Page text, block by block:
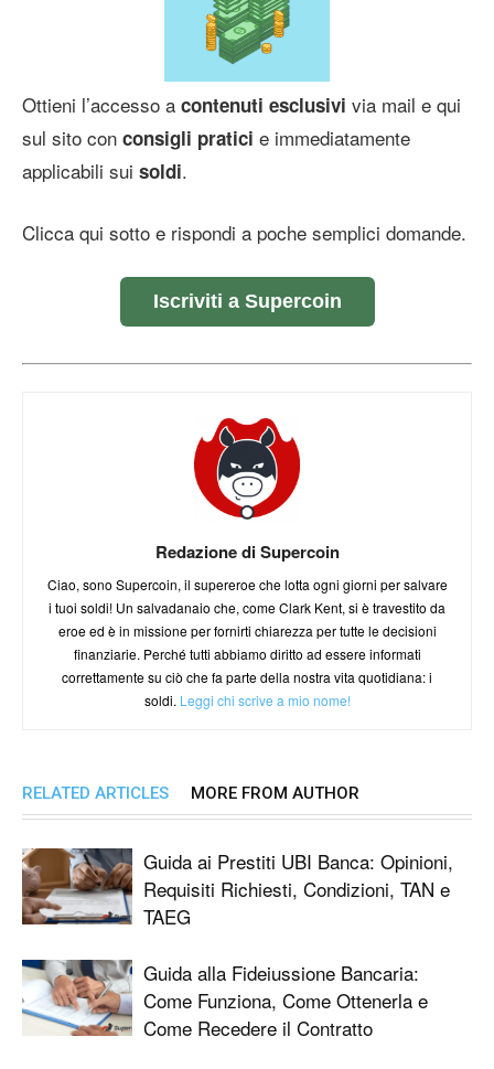
Ottieni l’accesso a contenuti esclusivi via mail e qui
sul sito con consigli pratici e immediatamente
applicabili sui soldi.
Clicca qui sotto e rispondi a poche semplici domande.
Iscriviti a Supercoin
Redazione di Supercoin
Ciao, sono Supercoin, il supereroe che lotta ogni giorni per salvare
i tuoi soldi! Un salvadanaio che, come Clark Kent, si è travestito da
eroe ed è in missione per fornirti chiarezza per tutte le decisioni
finanziarie. Perché tutti abbiamo diritto ad essere informati
correttamente su ciò che fa parte della nostra vita quotidiana: i
soldi. Leggi chi scrive a mio nome!
RELATED ARTICLES MORE FROM AUTHOR
Guida ai Prestiti UBI Banca: Opinioni,
Requisiti Richiesti, Condizioni, TAN e
TAEG
Guida alla Fideiussione Bancaria:
Come Funziona, Come Ottenerla e
Come Recedere il Contratto